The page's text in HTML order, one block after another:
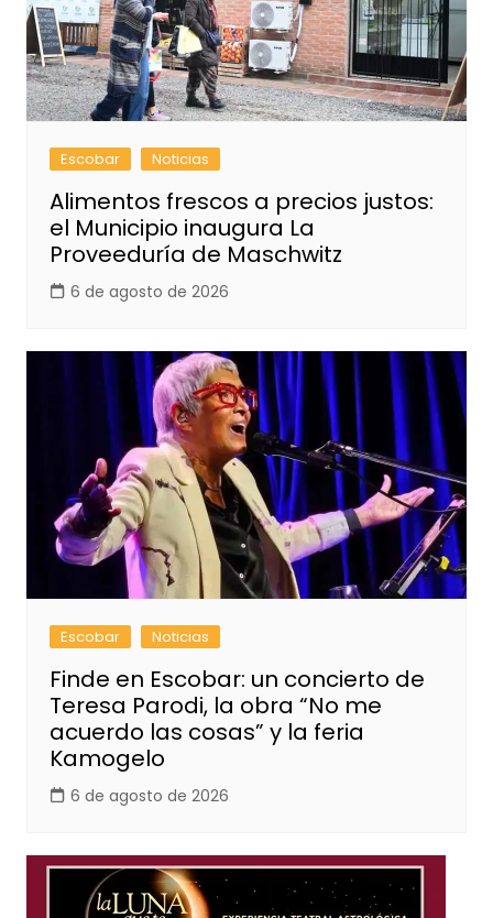
Escobar Noticias
Alimentos frescos a precios justos:
el Municipio inaugura La
Proveeduría de Maschwitz
6 de agosto de 2026
Escobar Noticias
Finde en Escobar: un concierto de
Teresa Parodi, la obra “No me
acuerdo las cosas” y la feria
Kamogelo
6 de agosto de 2026